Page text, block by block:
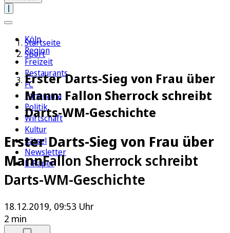
Köln
Region
Freizeit
Restaurants
FC
Panorama
Politik
Wirtschaft
Kultur
Rätsel
Newsletter
E-Paper
Startseite
Sport
Erster Darts-Sieg von Frau über
Mann: Fallon Sherrock schreibt
Darts-WM-Geschichte
Erster Darts-Sieg von Frau über
MannFallon Sherrock schreibt
Darts-WM-Geschichte
18.12.2019, 09:53 Uhr
2 min